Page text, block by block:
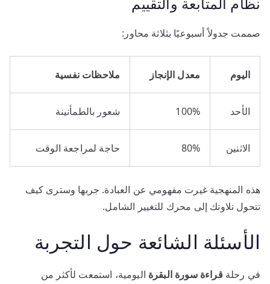
صممت جدولاً أسبوعيًا بثلاثة محاور:
اليوم معدل الإنجاز ملاحظات نفسية
الأحد 100% شعور بالطمأنينة
الاثنين 80% حاجة لمراجعة الوقت
هذه المنهجية غيرت مفهومي عن العبادة. جربها وسترى كيف
تتحول تلاوتك إلى محرك للتغيير الشامل.
الأسئلة الشائعة حول التجربة
في رحلةقراءة سورة البقرة اليومية، استمعت لأكثر من